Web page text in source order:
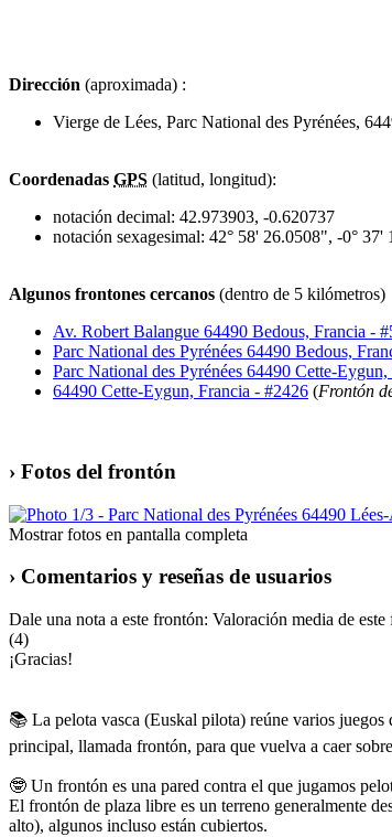
Dirección (aproximada) :
Vierge de Lées, Parc National des Pyrénées,
Coordenadas GPS (latitud, longitud):
notación decimal: 42.973903, -0.620737
notación sexagesimal: 42° 58' 26.0508", -0° 37'
Algunos frontones cercanos (dentro de 5 kilómetros)
Av. Robert Balangue 64490 Bedous, Francia -
Parc National des Pyrénées 64490 Bedous,
Parc National des Pyrénées 64490 Cette-
64490 Cette-Eygun, Francia - #2426 (Frontón
› Fotos del frontón
Mostrar fotos en pantalla completa
› Comentarios y reseñas de usuarios
Dale una nota a este frontón: Valoración media de este
(4)
¡Gracias!
📚 La pelota vasca (Euskal pilota) reúne varios juegos
principal, llamada frontón, para que vuelva a caer
🤓 Un frontón es una pared contra el que jugamos
El frontón de plaza libre es un terreno generalmente
alto), algunos incluso están cubiertos.